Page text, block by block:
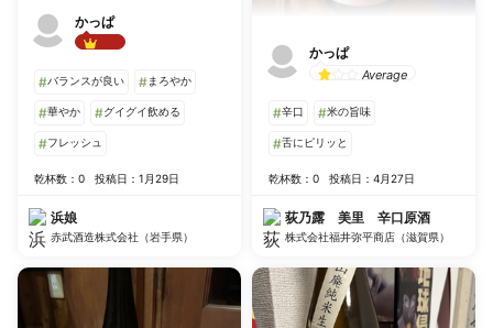
かっぱ
#バランスが良い #まろやか
#華やか #グイグイ飲める
#フレッシュ
乾杯数：0 投稿日：1月29日
浜娘
赤武酒造株式会社（岩手県）
かっぱ
Average
#辛口 #米の旨味
#舌にピリッと
乾杯数：0 投稿日：4月27日
荻乃露 美里 辛口原酒
株式会社福井弥平商店（滋賀県）